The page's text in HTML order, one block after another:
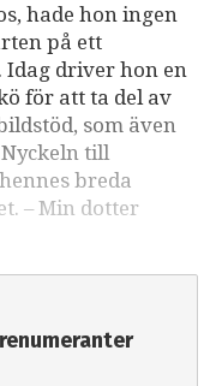
hade hon ingen
på ett
Idag driver hon en
för att ta del av
som även
till
breda
– Min dotter